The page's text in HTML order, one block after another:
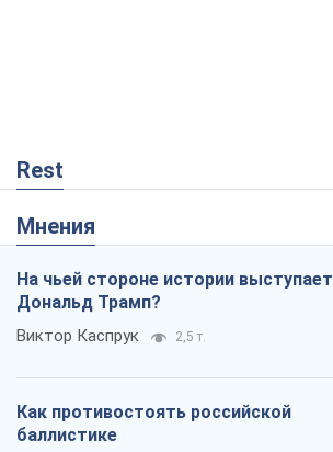
Rest
Мнения
На чьей стороне истории выступает
Дональд Трамп?
Виктор Каспрук 2,5 т.
Как противостоять российской
баллистике